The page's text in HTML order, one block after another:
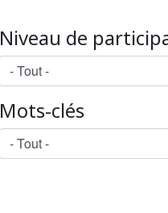
Niveau de
Mots-clés